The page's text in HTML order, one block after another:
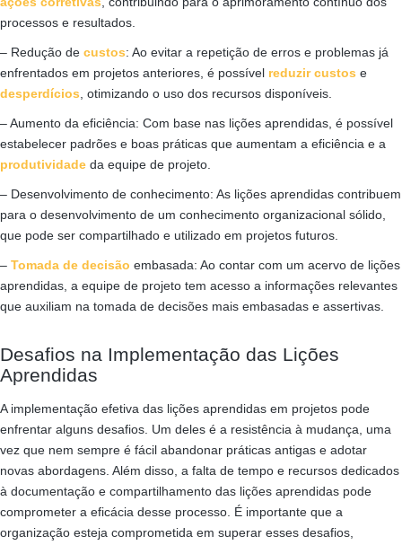
processos e resultados.
– Redução de custos: Ao evitar a repetição de erros e problemas já
enfrentados em projetos anteriores, é possível reduzir custos e
desperdícios, otimizando o uso dos recursos disponíveis.
– Aumento da eficiência: Com base nas lições aprendidas, é possível
estabelecer padrões e boas práticas que aumentam a eficiência e a
produtividade da equipe de projeto.
– Desenvolvimento de conhecimento: As lições aprendidas contribuem
para o desenvolvimento de um conhecimento organizacional sólido,
que pode ser compartilhado e utilizado em projetos futuros.
– Tomada de decisão embasada: Ao contar com um acervo de lições
aprendidas, a equipe de projeto tem acesso a informações relevantes
que auxiliam na tomada de decisões mais embasadas e assertivas.
Desafios na Implementação das Lições
Aprendidas
A implementação efetiva das lições aprendidas em projetos pode
enfrentar alguns desafios. Um deles é a resistência à mudança, uma
vez que nem sempre é fácil abandonar práticas antigas e adotar
novas abordagens. Além disso, a falta de tempo e recursos dedicados
à documentação e compartilhamento das lições aprendidas pode
comprometer a eficácia desse processo. É importante que a
organização esteja comprometida em superar esses desafios,